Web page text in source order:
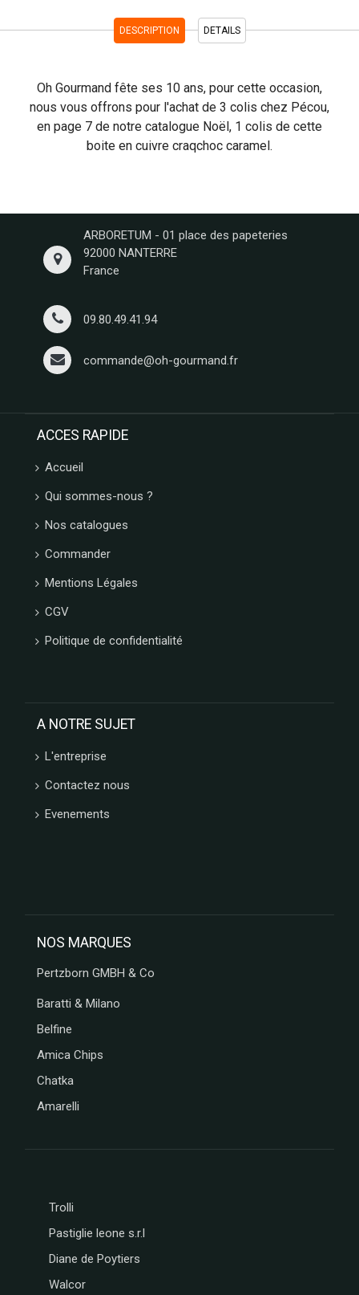
DESCRIPTION DETAILS
Oh Gourmand fête ses 10 ans, pour cette occasion,
nous vous offrons pour l'achat de 3 colis chez Pécou,
en page 7 de notre catalogue Noël, 1 colis de cette
boite en cuivre craqchoc caramel.
ARBORETUM - 01 place des papeteries
92000 NANTERRE
France
09.80.49.41.94
commande@oh-gourmand.fr
ACCES RAPIDE
Accueil
Qui sommes-nous ?
Nos catalogues
Commander
Mentions Légales
CGV
Politique de confidentialité
A NOTRE SUJET
L'entreprise
Contactez nous
Evenements
NOS MARQUES
Pertzborn GMBH & Co
Baratti & Milano
Belfine
Amica Chips
Chatka
Amarelli
Trolli
Pastiglie leone s.r.l
Diane de Poytiers
Walcor